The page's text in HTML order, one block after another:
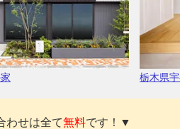
栃木県
わせは全て無料です！▼